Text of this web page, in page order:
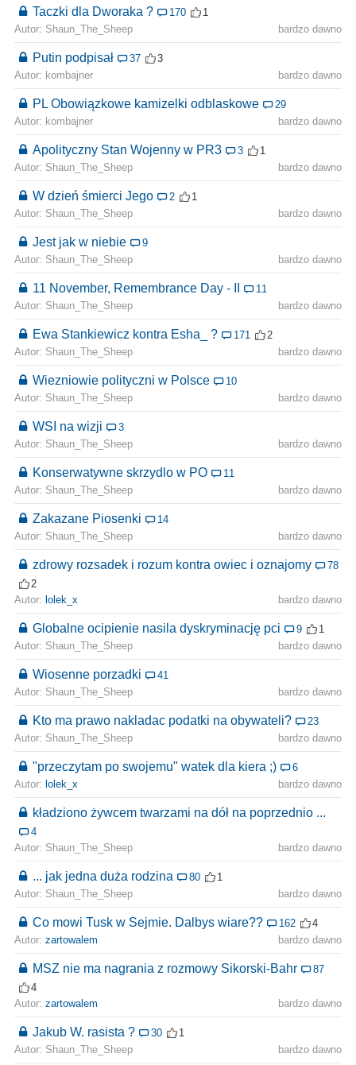
Taczki dla Dworaka ? 170
1
Autor: Shaun_The_Sheep
bardzo dawno
Putin podpisał 37
3
Autor: kombajner
bardzo dawno
PL Obowiązkowe kamizelki odblaskowe
29
Autor: kombajner
bardzo dawno
Apolityczny Stan Wojenny w PR3 3
1
Autor: Shaun_The_Sheep
bardzo dawno
W dzień śmierci Jego 2
1
Autor: Shaun_The_Sheep
bardzo dawno
Jest jak w niebie
9
Autor: Shaun_The_Sheep
bardzo dawno
11 November, Remembrance Day - II
11
Autor: Shaun_The_Sheep
bardzo dawno
Ewa Stankiewicz kontra Esha_ ? 171
2
Autor: Shaun_The_Sheep
bardzo dawno
Wiezniowie polityczni w Polsce
10
Autor: Shaun_The_Sheep
bardzo dawno
WSI na wizji
3
Autor: Shaun_The_Sheep
bardzo dawno
Konserwatywne skrzydlo w PO
11
Autor: Shaun_The_Sheep
bardzo dawno
Zakazane Piosenki
14
Autor: Shaun_The_Sheep
bardzo dawno
zdrowy rozsadek i rozum kontra owiec i oznajomy
78
2
Autor: lolek_x bardzo dawno
Globalne ocipienie nasila dyskryminację pci 9
1
Autor: Shaun_The_Sheep
bardzo dawno
Wiosenne porzadki
41
Autor: Shaun_The_Sheep
bardzo dawno
Kto ma prawo nakladac podatki na obywateli?
23
Autor: Shaun_The_Sheep
bardzo dawno
"przeczytam po swojemu" watek dla kiera ;)
6
Autor: lolek_x bardzo dawno
kładziono żywcem twarzami na dół na poprzednio ...
4
Autor: Shaun_The_Sheep
bardzo dawno
... jak jedna duża rodzina 80
1
Autor: Shaun_The_Sheep
bardzo dawno
Co mowi Tusk w Sejmie. Dalbys wiare?? 162
4
Autor: zartowalem bardzo dawno
MSZ nie ma nagrania z rozmowy Sikorski-Bahr
87
4
Autor: zartowalem bardzo dawno
Jakub W. rasista ? 30
1
Autor: Shaun_The_Sheep
bardzo dawno